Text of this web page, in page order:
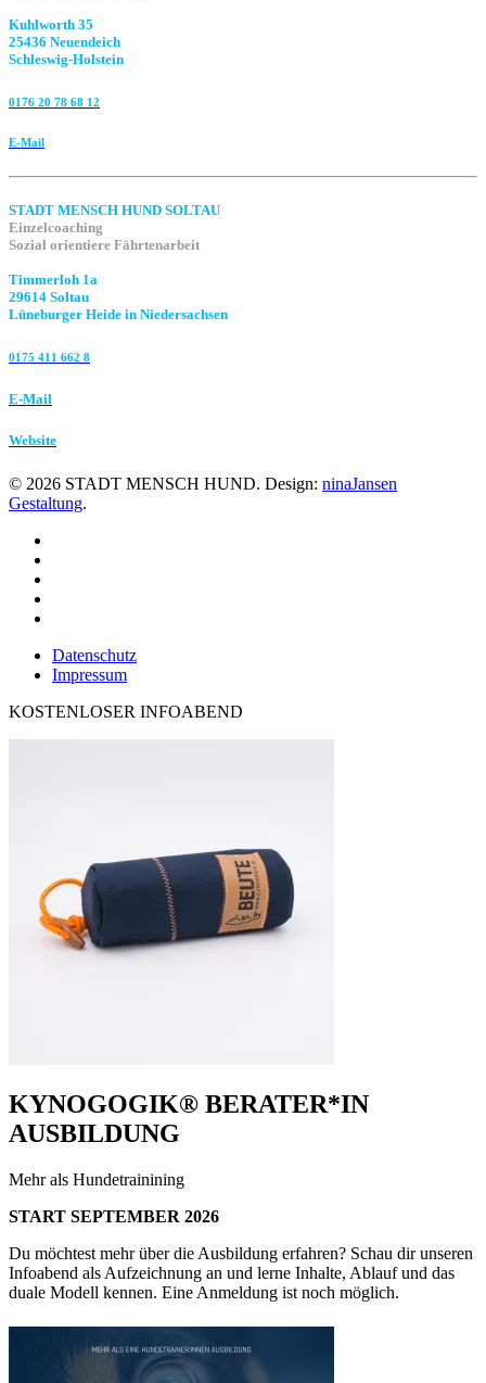
Kuhlworth 35
25436 Neuendeich
Schleswig-Holstein
0176 20 78 68 12
E-Mail
STADT MENSCH HUND SOLTAU
Einzelcoaching
Sozial orientiere Fährtenarbeit
Timmerloh 1a
29614 Soltau
Lüneburger Heide in Niedersachsen
0175 411 662 8‬
E-Mail
Website
© 2026 STADT MENSCH HUND. Design: ninaJansen
Gestaltung.
Datenschutz
Impressum
KOSTENLOSER INFOABEND
KYNOGOGIK® BERATER*IN
AUSBILDUNG
Mehr als Hundetrainining
START SEPTEMBER 2026
Du möchtest mehr über die Ausbildung erfahren? Schau dir unseren
Infoabend als Aufzeichnung an und lerne Inhalte, Ablauf und das
duale Modell kennen. Eine Anmeldung ist noch möglich.